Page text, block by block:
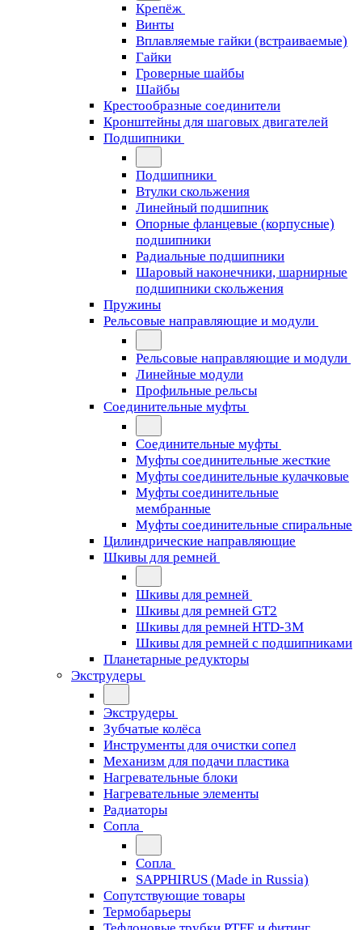
Крепёж
Винты
Вплавляемые гайки (встраиваемые)
Гайки
Гроверные шайбы
Шайбы
Крестообразные соединители
Кронштейны для шаговых двигателей
Подшипники
Подшипники
Втулки скольжения
Линейный подшипник
Опорные фланцевые (корпусные)
подшипники
Радиальные подшипники
Шаровый наконечники, шарнирные
подшипники скольжения
Пружины
Рельсовые направляющие и модули
Рельсовые направляющие и модули
Линейные модули
Профильные рельсы
Соединительные муфты
Соединительные муфты
Муфты соединительные жесткие
Муфты соединительные кулачковые
Муфты соединительные
мембранные
Муфты соединительные спиральные
Цилиндрические направляющие
Шкивы для ремней
Шкивы для ремней
Шкивы для ремней GT2
Шкивы для ремней HTD-3M
Шкивы для ремней с подшипниками
Планетарные редукторы
Экструдеры
Экструдеры
Зубчатые колёса
Инструменты для очистки сопел
Механизм для подачи пластика
Нагревательные блоки
Нагревательные элементы
Радиаторы
Сопла
Сопла
SAPPHIRUS (Made in Russia)
Сопутствующие товары
Термобарьеры